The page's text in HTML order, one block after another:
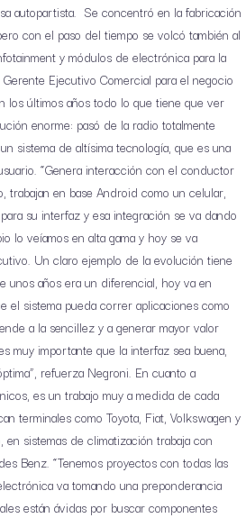
autopartista. Se concentró en la fabricación
con el paso del tiempo se volcó también al
y módulos de electrónica para la
Ejecutivo Comercial para el negocio
los últimos años todo lo que tiene que ver
enorme: pasó de la radio totalmente
sistema de altísima tecnología, que es una
“Genera interacción con el conductor
trabajan en base Android como un celular,
su interfaz y esa integración se va dando
lo veíamos en alta gama y hoy se va
Un claro ejemplo de la evolución tiene
unos años era un diferencial, hoy va en
el sistema pueda correr aplicaciones como
a la sencillez y a generar mayor valor
muy importante que la interfaz sea buena,
refuerza Negroni. En cuanto a
es un trabajo muy a medida de cada
terminales como Toyota, Fiat, Volkswagen y
sistemas de climatización trabaja con
Benz. “Tenemos proyectos con todas las
va tomando una preponderancia
están ávidas por buscar componentes